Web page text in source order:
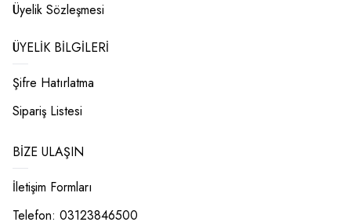
Üyelik Sözleşmesi
ÜYELIK BILGILERI
Şifre Hatırlatma
Sipariş Listesi
BIZE ULAŞIN
İletişim Formları
Telefon: 03123846500